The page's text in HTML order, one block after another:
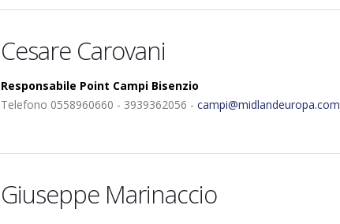
Cesare Carovani
Responsabile Point Campi Bisenzio
Telefono 0558960660 - 3939362056 - campi@midlandeuropa.com
Giuseppe Marinaccio